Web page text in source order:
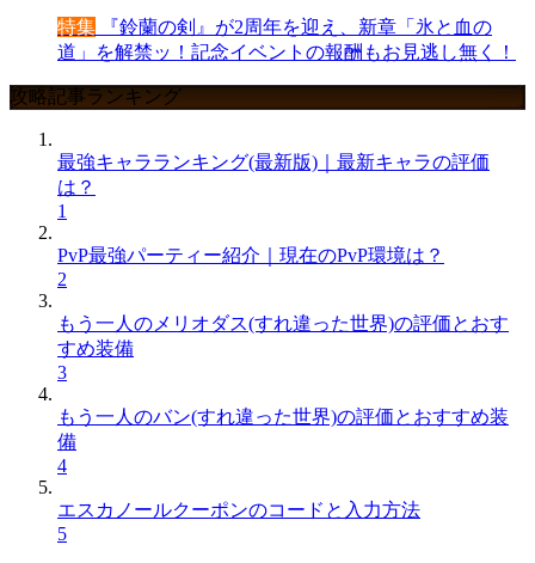
特集 『鈴蘭の剣』が2周年を迎え、新章「氷と血の
道」を解禁ッ！記念イベントの報酬もお見逃し無く！
攻略記事ランキング
最強キャラランキング(最新版)｜最新キャラの評価
は？
1
PvP最強パーティー紹介｜現在のPvP環境は？
2
もう一人のメリオダス(すれ違った世界)の評価とおす
すめ装備
3
もう一人のバン(すれ違った世界)の評価とおすすめ装
備
4
エスカノールクーポンのコードと入力方法
5